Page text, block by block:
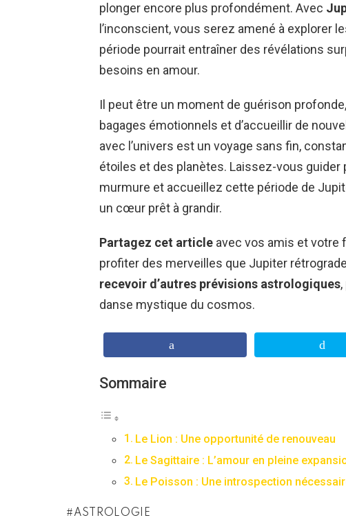
plonger encore plus profondément. Avec
l’inconscient, vous serez amené à explorer
période pourrait entraîner des révélations
besoins en amour.
Il peut être un moment de guérison
bagages émotionnels et d’accueillir de
avec l’univers est un voyage sans fin,
étoiles et des planètes. Laissez-vous guider
murmure et accueillez cette période de
un cœur prêt à grandir.
Partagez cet article avec vos amis et votre
profiter des merveilles que Jupiter
recevoir d’autres prévisions astrologiques
danse mystique du cosmos.
Sommaire
Le Lion : Une opportunité de renouveau
Le Sagittaire : L’amour en pleine
Le Poisson : Une introspection
ASTROLOGIE